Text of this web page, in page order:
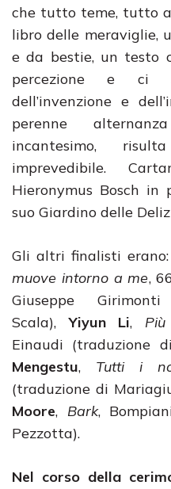
che tutto teme, tutto
libro delle meraviglie,
e da bestie, un testo
percezione e ci
dell’invenzione e
perenne
incantesimo,
imprevedibile.
Hieronymus Bosch in
suo Giardino delle
Gli altri finalisti erano:
muove intorno a me,
Giuseppe
Scala),
Yiyun Li,
Einaudi (traduzione
Mengestu, Tutti i
(traduzione di
Moore, Bark,
Pezzotta).
Nel corso della